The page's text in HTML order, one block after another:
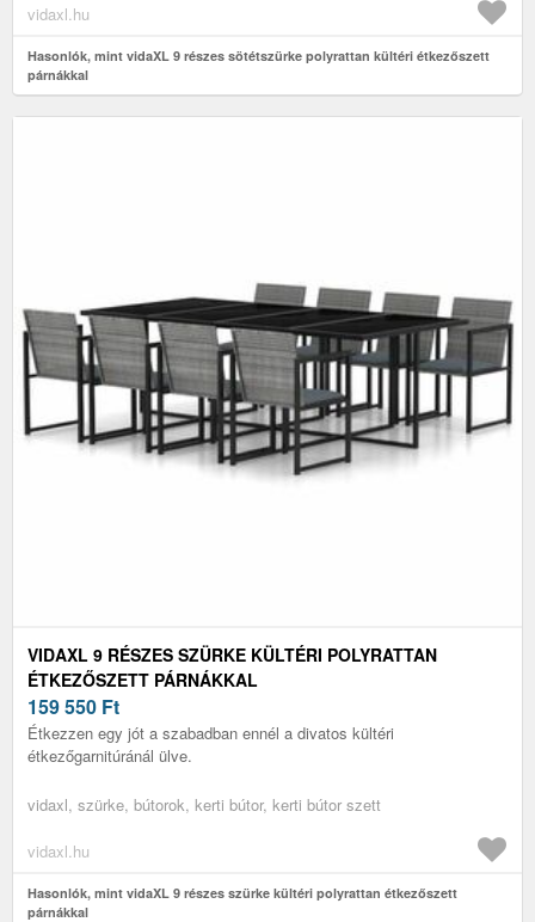
vidaxl.hu
Hasonlók, mint vidaXL 9 részes sötétszürke polyrattan kültéri étkezőszett
párnákkal
VIDAXL 9 RÉSZES SZÜRKE KÜLTÉRI POLYRATTAN
ÉTKEZŐSZETT PÁRNÁKKAL
159 550 Ft
Étkezzen egy jót a szabadban ennél a divatos kültéri
étkezőgarnitúránál ülve.
vidaxl, szürke, bútorok, kerti bútor, kerti bútor szett
vidaxl.hu
Hasonlók, mint vidaXL 9 részes szürke kültéri polyrattan étkezőszett
párnákkal